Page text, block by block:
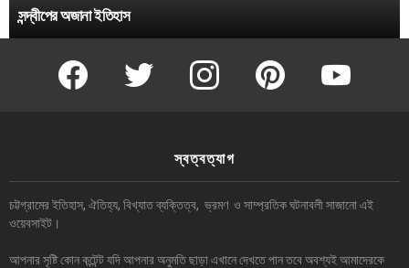
সন্দ্বীপের অজানা ইতিহাস
facebook twitter instagram pinterest
স্বত্বত্যাগ
চট্টগ্রামের ইতিহাস, ঐতিহ্য, বিখ্যাত ব্যক্তিত্ব, ভ্রমণ ও সাম্প্রতিক ঘটনাবলী সাজানো এই
ওয়েবসাইট।
আপনার সৃষ্টি কোন কন্টেন্ট যদি আপনার অনুমতি ছাড়া এখানে দেখতে পান তবে অবশ্যই আমাদেরকে